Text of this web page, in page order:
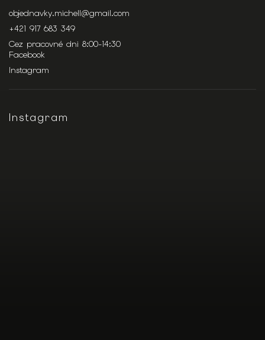
objednavky.michell@gmail.com
+421 917 683 349
Cez pracovné dni 8:00-14:30
Facebook
Instagram
Instagram